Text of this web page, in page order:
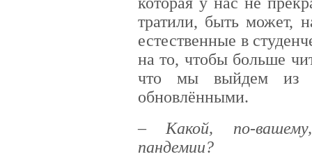
тратили, быть может,
естественные в
на то, чтобы больше
что мы выйдем из
обновлёнными.
– Какой, по-
пандемии?